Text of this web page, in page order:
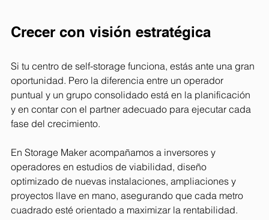
Crecer con visión estratégica
Si tu centro de self-storage funciona, estás ante una gran
oportunidad. Pero la diferencia entre un operador
puntual y un grupo consolidado está en la planificación
y en contar con el partner adecuado para ejecutar cada
fase del crecimiento.
En Storage Maker acompañamos a inversores y
operadores en estudios de viabilidad, diseño
optimizado de nuevas instalaciones, ampliaciones y
proyectos llave en mano, asegurando que cada metro
cuadrado esté orientado a maximizar la rentabilidad.